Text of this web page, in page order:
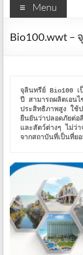
Menu
Bio100.wwt –
จุลินทรีย์ Bio100 เ
ปี สามารถผลิตเอน
ประสิทธิภาพสูง ใช้
ยืนยันว่าปลอดภัยต่
และสัตว์ต่างๆ ไม่ว่
จากสถาบันที่เป็นที่ย